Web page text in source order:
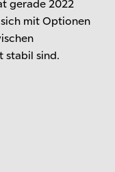
gerade 2022
mit Optionen
stabil sind.